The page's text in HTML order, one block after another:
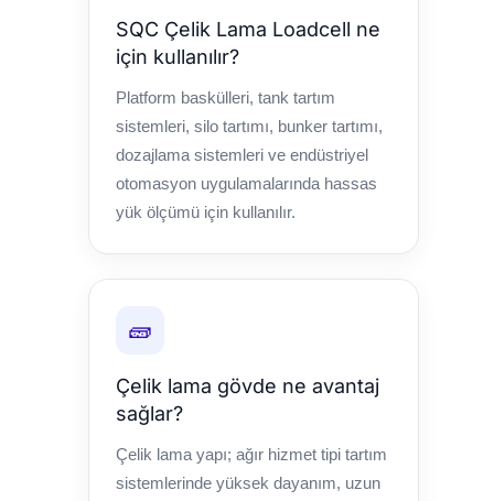
SQC Çelik Lama Loadcell ne
için kullanılır?
Platform baskülleri, tank tartım
sistemleri, silo tartımı, bunker tartımı,
dozajlama sistemleri ve endüstriyel
otomasyon uygulamalarında hassas
yük ölçümü için kullanılır.
🧱
Çelik lama gövde ne avantaj
sağlar?
Çelik lama yapı; ağır hizmet tipi tartım
sistemlerinde yüksek dayanım, uzun